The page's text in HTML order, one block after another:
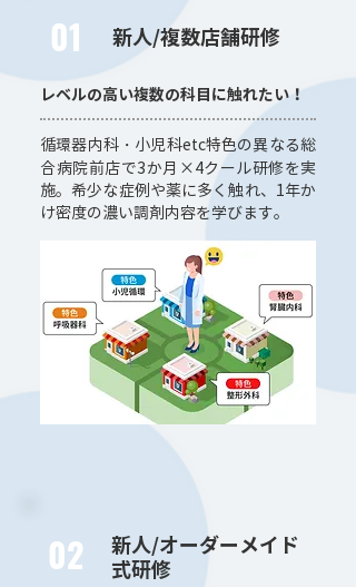
01 新人/複数店舗研修
レベルの高い複数の科目に触れたい！
循環器内科・小児科etc特色の異なる総
合病院前店で3か月×4クール研修を実
施。希少な症例や薬に多く触れ、1年か
け密度の濃い調剤内容を学びます。
02
新人/オーダーメイド
式研修